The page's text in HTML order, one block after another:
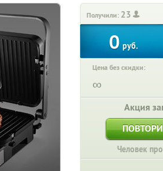
Получили: 23
0 руб.
Цена без скидки:
∞
Акция
Человек